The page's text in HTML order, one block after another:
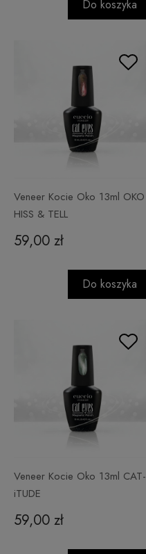
Do koszyka
Veneer Kocie Oko 13ml OKO
HISS & TELL
59,00 zł
Do koszyka
Veneer Kocie Oko 13ml CAT-
iTUDE
59,00 zł